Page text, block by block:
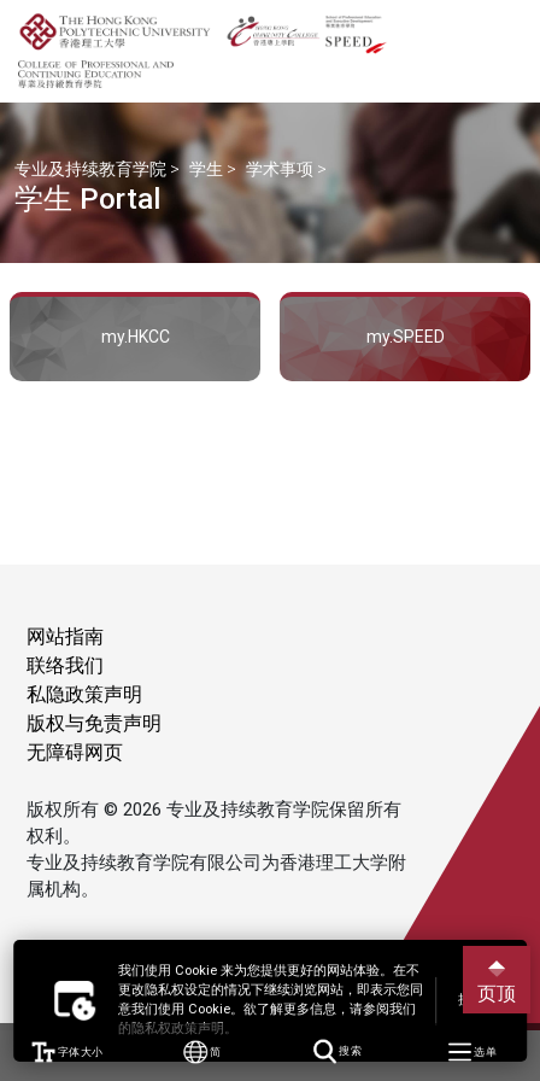
我们使用 Cookie 来为您提供更好的网站体验。在不
更改隐私权设定的情况下继续浏览网站，即表示您同
意我们使用 Cookie。欲了解更多信息，请参阅我们
的隐私权政策声明。
接受
字体大小 简 搜索 选单
专业及持续教育学院 > 学生 > 学术事项 >
学生 Portal
my.HKCC my.SPEED
网站指南
联络我们
私隐政策声明
版权与免责声明
无障碍网页
版权所有 © 2026 专业及持续教育学院保留所有
权利。
专业及持续教育学院有限公司为香港理工大学附
属机构。
页顶